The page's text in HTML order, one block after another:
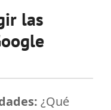
las
¿Qué